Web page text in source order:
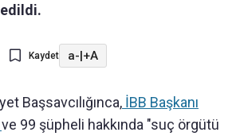
Kaydet a-|+A
Başsavcılığınca, İBB Başkanı
ve 99 şüpheli hakkında "suç örgütü